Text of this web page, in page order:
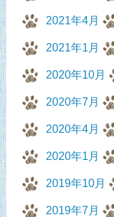
2021年4月
2021年1月
2020年10月
2020年7月
2020年4月
2020年1月
2019年10月
2019年7月